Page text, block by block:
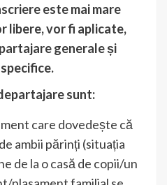
este mai mare
libere, vor fi aplicate,
generale și
sunt:
care dovedește că
ambii părinți (situația
de la o casă de copii/un